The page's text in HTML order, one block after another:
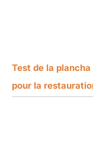
Test de la
pour la